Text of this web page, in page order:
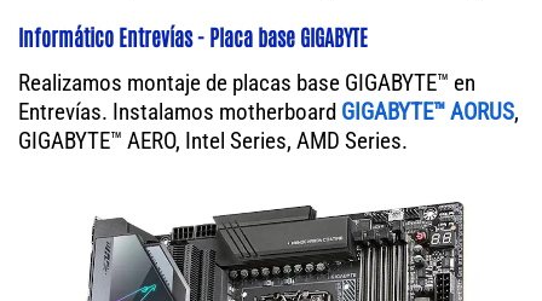
Informático Entrevías - Placa base GIGABYTE
Realizamos montaje de placas base GIGABYTE™ en
Entrevías. Instalamos motherboard GIGABYTE™ AORUS,
GIGABYTE™ AERO, Intel Series, AMD Series.